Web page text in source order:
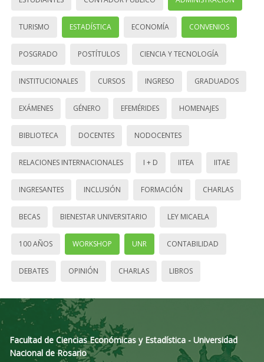
TURISMO ESTADÍSTICA ECONOMÍA CONVENIOS
POSGRADO POSTÍTULOS CIENCIA Y TECNOLOGÍA
INSTITUCIONALES CURSOS INGRESO GRADUADOS
EXÁMENES GÉNERO EFEMÉRIDES HOMENAJES
BIBLIOTECA DOCENTES NODOCENTES
RELACIONES INTERNACIONALES I + D IITEA IITAE
INGRESANTES INCLUSIÓN FORMACIÓN CHARLAS
BECAS BIENESTAR UNIVERSITARIO LEY MICAELA
100 AÑOS WORKSHOP UNR CONTABILIDAD
DEBATES OPINIÓN CHARLAS LIBROS
Facultad de Ciencias Económicas y Estadística - Universidad
Nacional de Rosario